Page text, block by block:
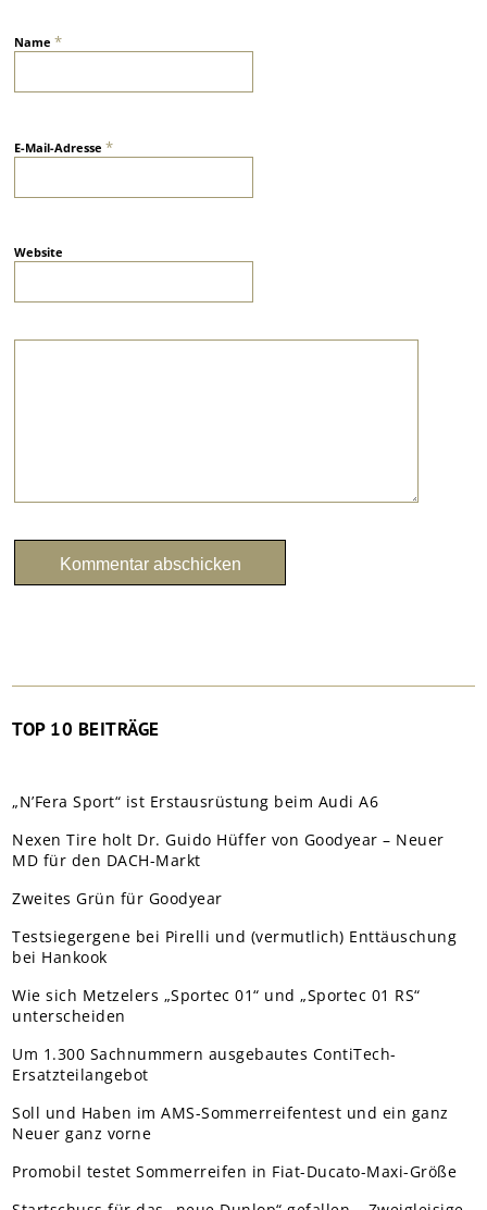
Name*
E-Mail-Adresse*
Website
TOP 10 BEITRÄGE
„N’Fera Sport“ ist Erstausrüstung beim Audi A6
Nexen Tire holt Dr. Guido Hüffer von Goodyear – Neuer
MD für den DACH-Markt
Zweites Grün für Goodyear
Testsiegergene bei Pirelli und (vermutlich) Enttäuschung
bei Hankook
Wie sich Metzelers „Sportec 01“ und „Sportec 01 RS“
unterscheiden
Um 1.300 Sachnummern ausgebautes ContiTech-
Ersatzteilangebot
Soll und Haben im AMS-Sommerreifentest und ein ganz
Neuer ganz vorne
Promobil testet Sommerreifen in Fiat-Ducato-Maxi-Größe